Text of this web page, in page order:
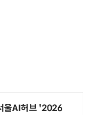
울AI허브 '2026